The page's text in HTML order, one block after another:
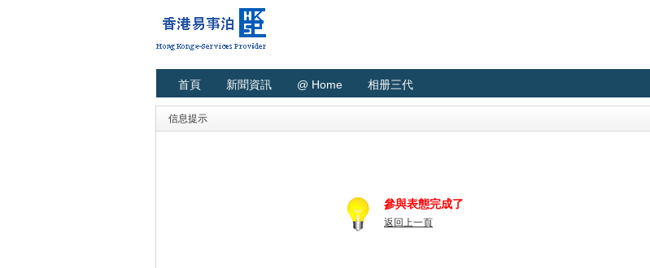
首頁 新聞資訊 @ Home 相册三代
信息提示
參與表態完成了
返回上一頁